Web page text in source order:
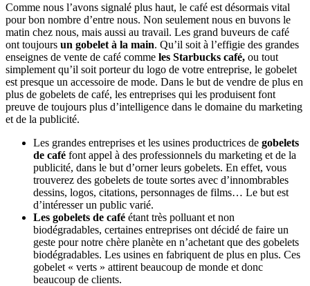
Comme nous l’avons signalé plus haut, le café est désormais vital
pour bon nombre d’entre nous. Non seulement nous en buvons le
matin chez nous, mais aussi au travail. Les grand buveurs de café
ont toujours un gobelet à la main. Qu’il soit à l’effigie des grandes
enseignes de vente de café comme les Starbucks café, ou tout
simplement qu’il soit porteur du logo de votre entreprise, le gobelet
est presque un accessoire de mode. Dans le but de vendre de plus en
plus de gobelets de café, les entreprises qui les produisent font
preuve de toujours plus d’intelligence dans le domaine du marketing
et de la publicité.
Les grandes entreprises et les usines productrices de gobelets
de café font appel à des professionnels du marketing et de la
publicité, dans le but d’orner leurs gobelets. En effet, vous
trouverez des gobelets de toute sortes avec d’innombrables
dessins, logos, citations, personnages de films… Le but est
d’intéresser un public varié.
Les gobelets de café étant très polluant et non
biodégradables, certaines entreprises ont décidé de faire un
geste pour notre chère planète en n’achetant que des gobelets
biodégradables. Les usines en fabriquent de plus en plus. Ces
gobelet « verts » attirent beaucoup de monde et donc
beaucoup de clients.